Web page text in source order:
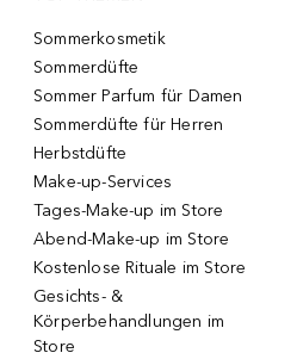
Sommerkosmetik
Sommerdüfte
Sommer Parfum für Damen
Sommerdüfte für Herren
Herbstdüfte
Make-up-Services
Tages-Make-up im Store
Abend-Make-up im Store
Kostenlose Rituale im Store
Gesichts- &
Körperbehandlungen im
Store